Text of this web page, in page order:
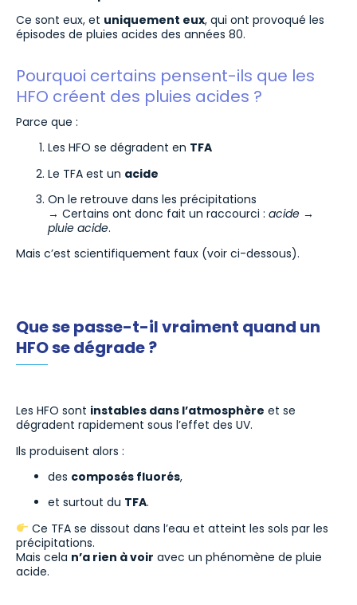
Ce sont eux, et uniquement eux, qui ont provoqué les
épisodes de pluies acides des années 80.
Pourquoi certains pensent-ils que les
HFO créent des pluies acides ?
Parce que :
Les HFO se dégradent en TFA
Le TFA est un acide
On le retrouve dans les précipitations
→ Certains ont donc fait un raccourci : acide →
pluie acide.
Mais c’est scientifiquement faux (voir ci-dessous).
Que se passe-t-il vraiment quand un
HFO se dégrade ?
Les HFO sont instables dans l’atmosphère et se
dégradent rapidement sous l’effet des UV.
Ils produisent alors :
des composés fluorés,
et surtout du TFA.
Ce TFA se dissout dans l’eau et atteint les sols par les
précipitations.
Mais cela n’a rien à voir avec un phénomène de pluie
acide.